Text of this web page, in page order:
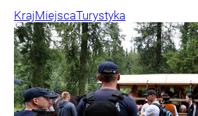
KrajMiejscaTurystyka